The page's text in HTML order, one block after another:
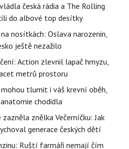
česká rádia a The Rolling
do albové top desítky
nosítkách: Oslava narozenin,
ještě nezažilo
Action zlevnil lapač hmyzu,
metrů prostoru
tlumit i váš krevní oběh,
chodidla
znělka Večerníčku: Jak
generace českých dětí
Ruští farmáři nemají čím